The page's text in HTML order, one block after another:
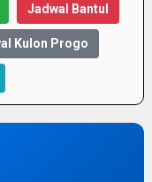
Jadwal Bantul
Kulon Progo